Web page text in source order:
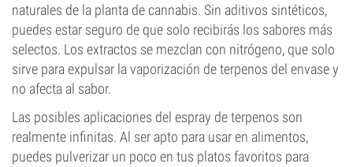
naturales de la planta de cannabis. Sin aditivos sintéticos,
puedes estar seguro de que solo recibirás los sabores más
selectos. Los extractos se mezclan con nitrógeno, que solo
sirve para expulsar la vaporización de terpenos del envase y
no afecta al sabor.
Las posibles aplicaciones del espray de terpenos son
realmente infinitas. Al ser apto para usar en alimentos,
puedes pulverizar un poco en tus platos favoritos para